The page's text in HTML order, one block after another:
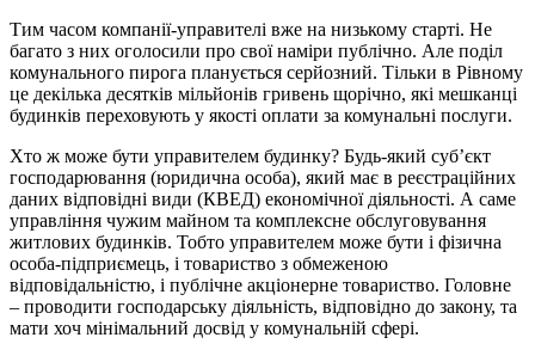
Тим часом компанії-управителі вже на низькому старті. Не
багато з них оголосили про свої наміри публічно. Але поділ
комунального пирога планується серйозний. Тільки в Рівному
це декілька десятків мільйонів гривень щорічно, які мешканці
будинків переховують у якості оплати за комунальні послуги.
Хто ж може бути управителем будинку? Будь-який суб’єкт
господарювання (юридична особа), який має в реєстраційних
даних відповідні види (КВЕД) економічної діяльності. А саме
управління чужим майном та комплексне обслуговування
житлових будинків. Тобто управителем може бути і фізична
особа-підприємець, і товариство з обмеженою
відповідальністю, і публічне акціонерне товариство. Головне
– проводити господарську діяльність, відповідно до закону, та
мати хоч мінімальний досвід у комунальній сфері.